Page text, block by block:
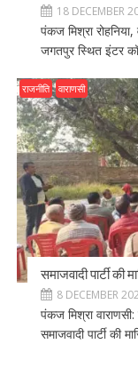
18 DECEMBER
पंकज मिश्रा रोहनिया,
जगतपुर स्थित इंटर
राजनीति वाराणसी
समाजवादी पार्टी की
8 DECEMBER
पंकज मिश्रा
समाजवादी पार्टी की